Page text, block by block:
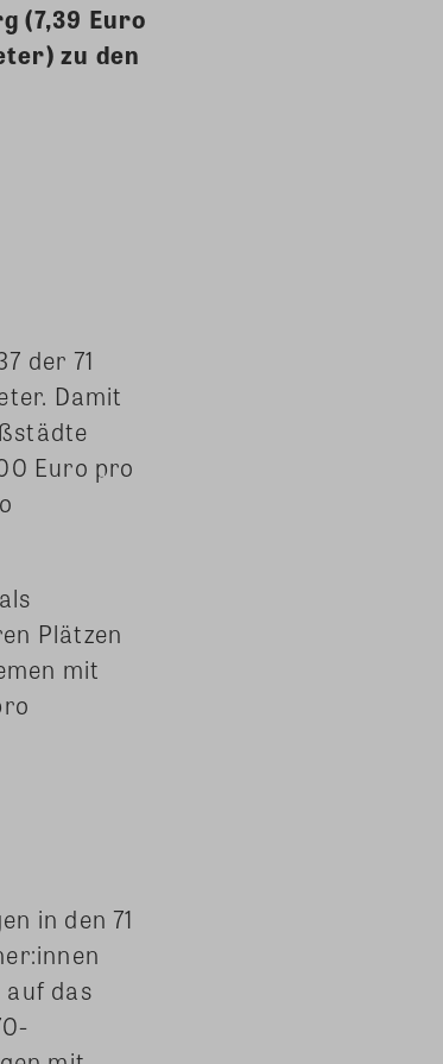
(7,39 Euro
zu den
der 71
Damit
Euro pro
Plätzen
mit
in den 71
das